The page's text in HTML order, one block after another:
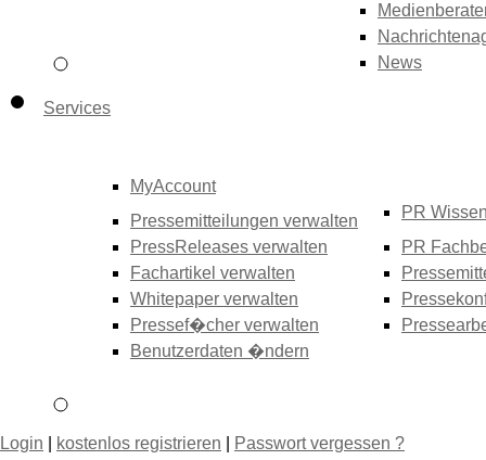
News
Services
MyAccount
Pressemitteilungen verwalten
PressReleases verwalten
Fachartikel verwalten
Whitepaper verwalten
Pressef�cher verwalten
Benutzerdaten �ndern
PR
PR
Login kostenlos registrieren Passwort vergessen ?